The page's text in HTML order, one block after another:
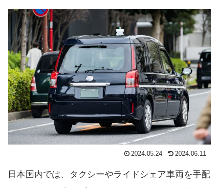
2024.05.24 2024.06.11
日本国内では、タクシーやライドシェア車両を手配